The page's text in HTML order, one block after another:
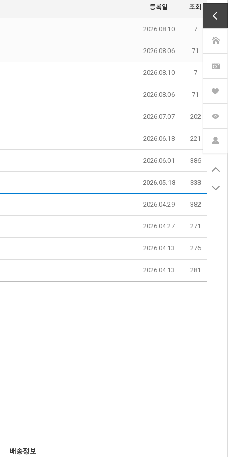
등록일 조회
2026.08.10 7
2026.08.06 71
2026.08.10 7
2026.08.06 71
2026.07.07 202
2026.06.18 221
2026.06.01 386
2026.05.18 333
2026.04.29 382
2026.04.27 271
2026.04.13 276
2026.04.13 281
배송정보